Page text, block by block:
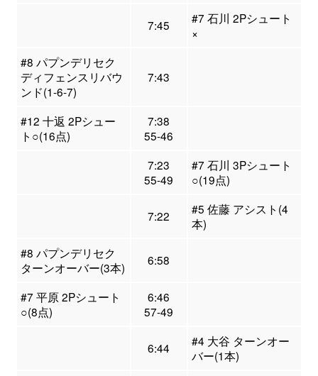
7:45
#7 石川 2Pシュート
×
#8 パプンデリセク
ディフェンスリバウ
ンド(1-6-7)
7:43
#12 十返 2Pシュー
ト○(16点)
7:38
55-46
7:23
55-49
#7 石川 3Pシュート
○(19点)
7:22
#5 佐藤 アシスト(4
本)
#8 パプンデリセク
ターンオーバー(3本)
6:58
#7 平原 2Pシュート
○(8点)
6:46
57-49
6:44
#4 大谷 ターンオー
バー(1本)